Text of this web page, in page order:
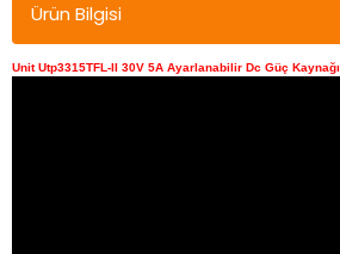
Ürün Bilgisi
Unit Utp3315TFL-II 30V 5A Ayarlanabilir Dc Güç Kaynağı